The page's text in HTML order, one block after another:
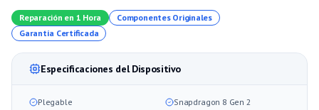
Reparación en 1 Hora
Componentes Originales
Garantía Certificada
Especificaciones del Dispositivo
Plegable Snapdragon 8 Gen 2